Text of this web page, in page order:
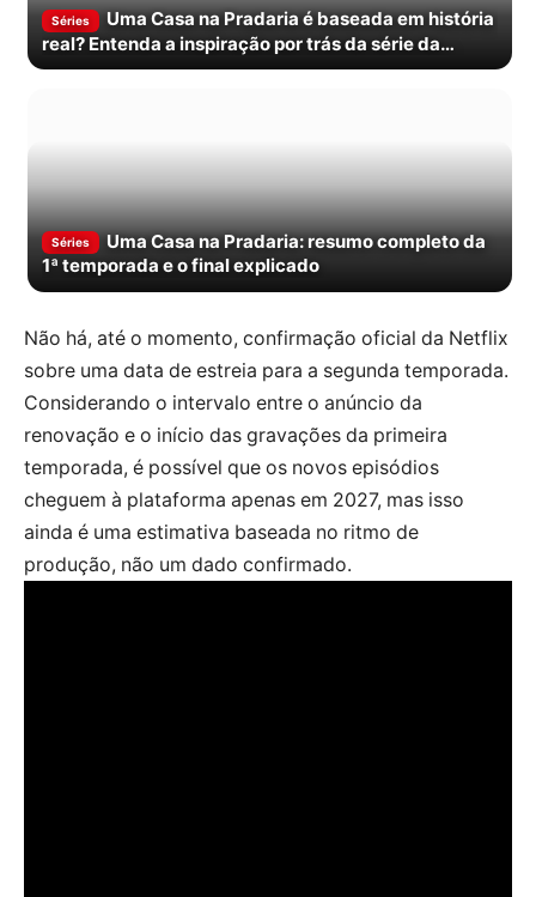
Séries
Uma Casa na Pradaria é baseada em história
real? Entenda a inspiração por trás da série da
Netflix
Séries
Uma Casa na Pradaria: resumo completo da
1ª temporada e o final explicado
Não há, até o momento, confirmação oficial da Netflix
sobre uma data de estreia para a segunda temporada.
Considerando o intervalo entre o anúncio da
renovação e o início das gravações da primeira
temporada, é possível que os novos episódios
cheguem à plataforma apenas em 2027, mas isso
ainda é uma estimativa baseada no ritmo de
produção, não um dado confirmado.